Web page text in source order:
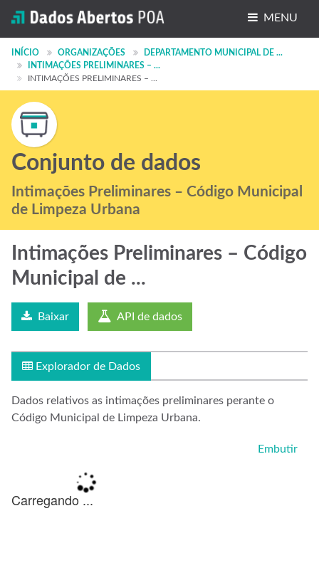
MENU
Conjuntos de dados
Organizações
Grupos
Sobre
INÍCIO ORGANIZAÇÕES
DEPARTAMENTO MUNICIPAL DE ...
INTIMAÇÕES PRELIMINARES – ...
INTIMAÇÕES PRELIMINARES – ...
Conjunto de dados
Intimações Preliminares – Código Municipal
de Limpeza Urbana
Intimações Preliminares – Código
Municipal de ...
Baixar API de dados
Explorador de Dados
Dados relativos as intimações preliminares perante o
Código Municipal de Limpeza Urbana.
Embutir